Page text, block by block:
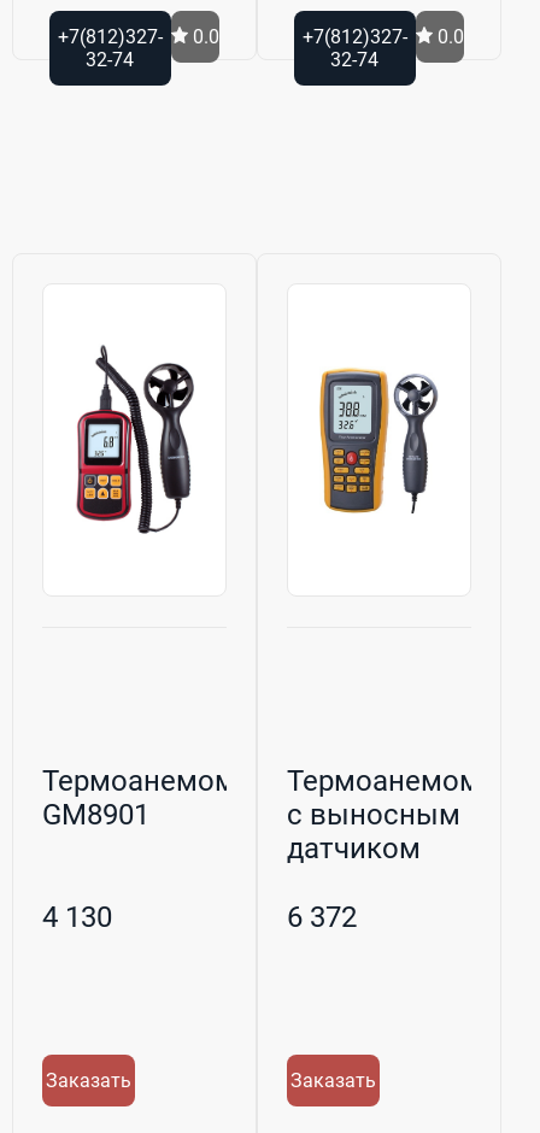
+7(812)327-
32-74
0.0
+7(812)327-
32-74
0.0
Термоанемометр
GM8901
4 130
Заказать
Термоанемометр
с выносным
датчиком
6 372
Заказать